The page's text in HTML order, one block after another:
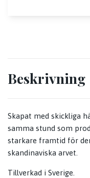
Beskrivning
Skapat med skickliga
samma stund som
starkare framtid för
skandinaviska arvet.
Tillverkad i Sverige.